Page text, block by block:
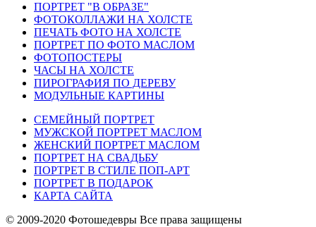
ПОРТРЕТ "В ОБРАЗЕ"
ФОТОКОЛЛАЖИ НА ХОЛСТЕ
ПЕЧАТЬ ФОТО НА ХОЛСТЕ
ПОРТРЕТ ПО ФОТО МАСЛОМ
ФОТОПОСТЕРЫ
ЧАСЫ НА ХОЛСТЕ
ПИРОГРАФИЯ ПО ДЕРЕВУ
МОДУЛЬНЫЕ КАРТИНЫ
СЕМЕЙНЫЙ ПОРТРЕТ
МУЖСКОЙ ПОРТРЕТ МАСЛОМ
ЖЕНСКИЙ ПОРТРЕТ МАСЛОМ
ПОРТРЕТ НА СВАДЬБУ
ПОРТРЕТ В СТИЛЕ ПОП-АРТ
ПОРТРЕТ В ПОДАРОК
КАРТА САЙТА
© 2009-2020 Фотошедевры Все права защищены